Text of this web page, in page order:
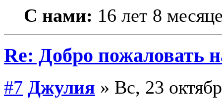
С нами: 16 лет 8
Re: Добро пожаловать
#7 Джулия » Вс, 23